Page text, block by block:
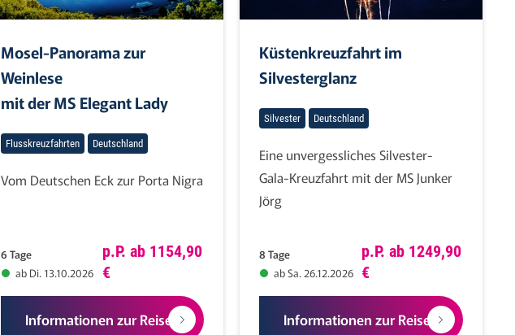
Mosel-Panorama zur
Weinlese
mit der MS Elegant Lady
Flusskreuzfahrten Deutschland
Vom Deutschen Eck zur Porta Nigra
6 Tage
ab Di. 13.10.2026
p.P. ab 1154,90
€
Informationen zur Reise
Küstenkreuzfahrt im
Silvesterglanz
Silvester Deutschland
Eine unvergessliches Silvester-
Gala-Kreuzfahrt mit der MS Junker
Jörg
8 Tage
ab Sa. 26.12.2026
p.P. ab 1249,90
€
Informationen zur Reise